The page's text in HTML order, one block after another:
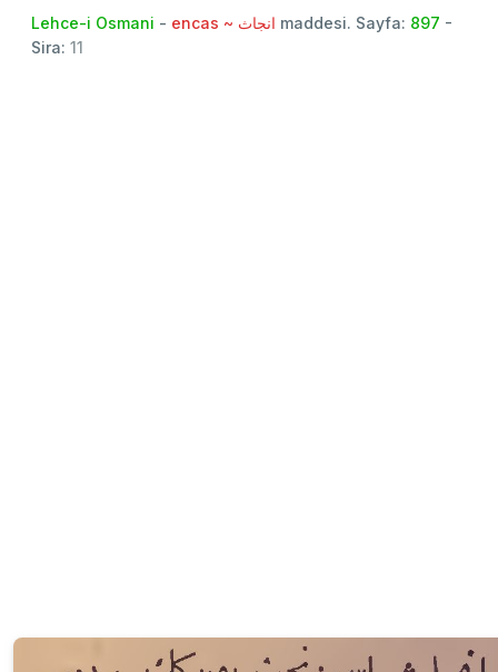
Lehce-i Osmani - encas ~ انجاث maddesi. Sayfa: 897 -
Sira: 11